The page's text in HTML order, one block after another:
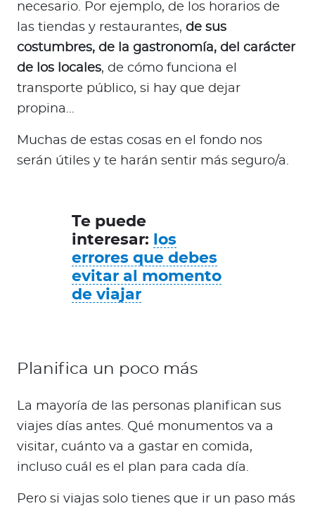
necesario. Por ejemplo, de los horarios de
las tiendas y restaurantes, de sus
costumbres, de la gastronomía, del carácter
de los locales, de cómo funciona el
transporte público, si hay que dejar
propina…
Muchas de estas cosas en el fondo nos
serán útiles y te harán sentir más seguro/a.
Te puede
interesar:
los
errores que debes
evitar al momento
de viajar
Planifica un poco más
La mayoría de las personas planifican sus
viajes días antes. Qué monumentos va a
visitar, cuánto va a gastar en comida,
incluso cuál es el plan para cada día.
Pero si viajas solo tienes que ir un paso más